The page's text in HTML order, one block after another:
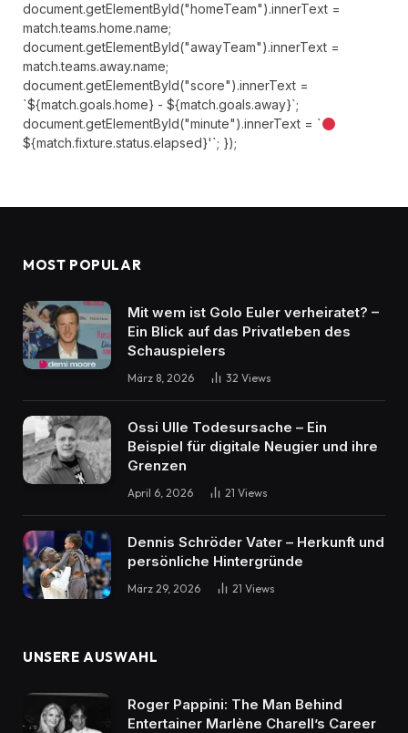
document.getElementById("homeTeam").innerText =
match.teams.home.name;
document.getElementById("awayTeam").innerText =
match.teams.away.name;
document.getElementById("score").innerText =
`${match.goals.home} - ${match.goals.away}`;
document.getElementById("minute").innerText = `
${match.fixture.status.elapsed}'`; });
MOST POPULAR
Mit wem ist Golo Euler verheiratet? –
Ein Blick auf das Privatleben des
Schauspielers
März 8, 2026 32 Views
Ossi Ulle Todesursache – Ein
Beispiel für digitale Neugier und ihre
Grenzen
April 6, 2026 21 Views
Dennis Schröder Vater – Herkunft und
persönliche Hintergründe
März 29, 2026 21 Views
UNSERE AUSWAHL
Roger Pappini: The Man Behind
Entertainer Marlène Charell’s Career